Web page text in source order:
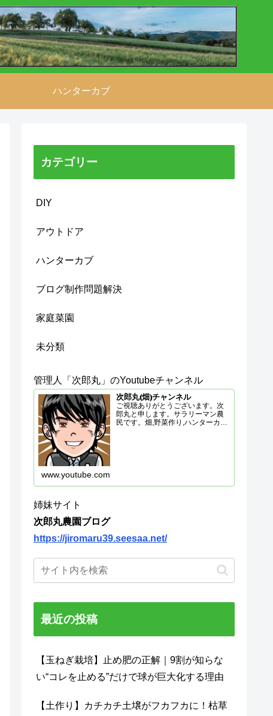
ハンターカブ
カテゴリー
DIY
アウトドア
ハンターカブ
ブログ制作問題解決
家庭菜園
未分類
管理人「次郎丸」のYoutubeチャンネル
次郎丸⦅畑⦆チャンネル
ご視聴ありがとうございます。次
郎丸と申します。サラリーマン農
民です。畑,野菜作り,ハンターカブ,
www.youtube.com
姉妹サイト
次郎丸農園ブログ
https://jiromaru39.seesaa.net/
最近の投稿
【玉ねぎ栽培】止め肥の正解｜9割が知らな
い“コレを止める”だけで球が巨大化する理由
【土作り】カチカチ土壌がフカフカに！枯草